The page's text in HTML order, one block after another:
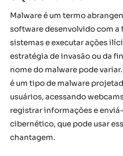
Malware é um termo
software desenvolvido com
sistemas e executar ações
estratégia de invasão ou da
nome do malware pode
é um tipo de malware
usuários, acessando
registrar informações e
cibernético, que pode usar
chantagem.